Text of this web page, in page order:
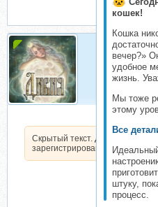
кошек!
Кошка
вечер?»
удобное
жизнь.
Мы тоже
этому
Все
штуку,
процесс.
Скрытый текст. Доступен только
зарегистрированным